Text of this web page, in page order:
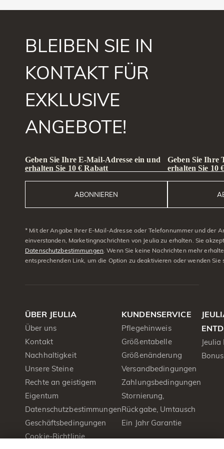
BLEIBEN SIE IN
KONTAKT FÜR
EXKLUSIVE
ANGEBOTE!
Geben Sie Ihre E-Mail-Adresse ein und
erhalten Sie 10 € Rabatt
ABONNIEREN
Geben Sie Ihre
erhalten Sie 10
* Mit der Angabe Ihrer E-Mail-Adresse oder Telefonnummer und der
einverstanden, Marketingnachrichten von Jeulia zu erhalten. Sie
Datenschutzbestimmungen . Wenn Sie keine Nachrichten mehr
entsprechenden Link, um die Option zu deaktivieren oder wenden Sie
ÜBER JEULIA
Über uns
Kontakt
Nachhaltigkeit
Unsere Steine
Rechte an geistigem
Eigentum
Datenschutzbestimmungen
Geschäftsbedingungen
Cookie-Richtlinie
KUNDENSERVICE
Pflegehinweis
Größentabelle
Größenänderung
Versandbedingungen
Zahlungsbedingungen
Stornierung,
Rückgabe, Umtausch
Ein Jahr Garantie
Jeulia